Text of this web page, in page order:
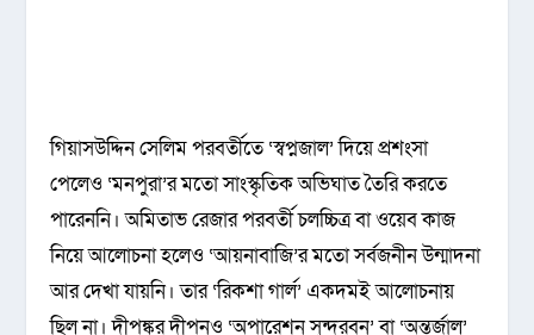
গিয়াসউদ্দিন সেলিম পরবর্তীতে ‘স্বপ্নজাল’ দিয়ে প্রশংসা
পেলেও ‘মনপুরা’র মতো সাংস্কৃতিক অভিঘাত তৈরি করতে
পারেননি। অমিতাভ রেজার পরবর্তী চলচ্চিত্র বা ওয়েব কাজ
নিয়ে আলোচনা হলেও ‘আয়নাবাজি’র মতো সর্বজনীন উন্মাদনা
আর দেখা যায়নি। তার ‘রিকশা গার্ল’ একদমই আলোচনায়
ছিল না। দীপঙ্কর দীপনও ‘অপারেশন সুন্দরবন’ বা ‘অন্তর্জাল’